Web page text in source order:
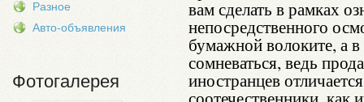
Разное
Авто-объявления
Фотогалерея
вам сделать в рамках
непосредственного
бумажной волоките, а
сомневаться, ведь
иностранцев